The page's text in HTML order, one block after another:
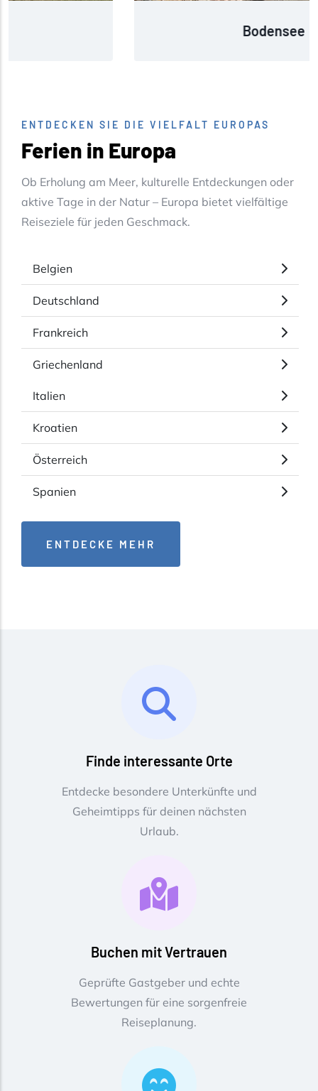
ENTDECKEN SIE DIE VIELFALT EUROPAS
Ferien in Europa
Ob Erholung am Meer, kulturelle Entdeckungen oder
aktive Tage in der Natur – Europa bietet vielfältige
Reiseziele für jeden Geschmack.
Belgien
Deutschland
Frankreich
Griechenland
Italien
Kroatien
Österreich
Spanien
ENTDECKE MEHR
Finde interessante Orte
Entdecke besondere Unterkünfte und
Geheimtipps für deinen nächsten
Urlaub.
Buchen mit Vertrauen
Geprüfte Gastgeber und echte
Bewertungen für eine sorgenfreie
Reiseplanung.